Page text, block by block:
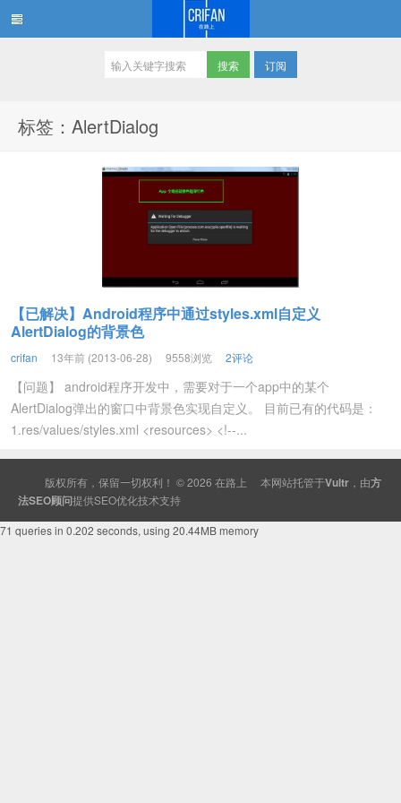
订阅
标签：AlertDialog
【已解决】Android程序中通过styles.xml自定义
AlertDialog的背景色
crifan 13年前 (2013-06-28) 9558浏览 2评论
【问题】 android程序开发中，需要对于一个app中的某个
AlertDialog弹出的窗口中背景色实现自定义。 目前已有的代码是：
1.res/values/styles.xml <resources> <!--...
版权所有，保留一切权利！ © 2026 在路上 本网站托管于Vultr ，由方
法SEO顾问提供SEO优化技术支持
71 queries in 0.202 seconds, using 20.44MB memory